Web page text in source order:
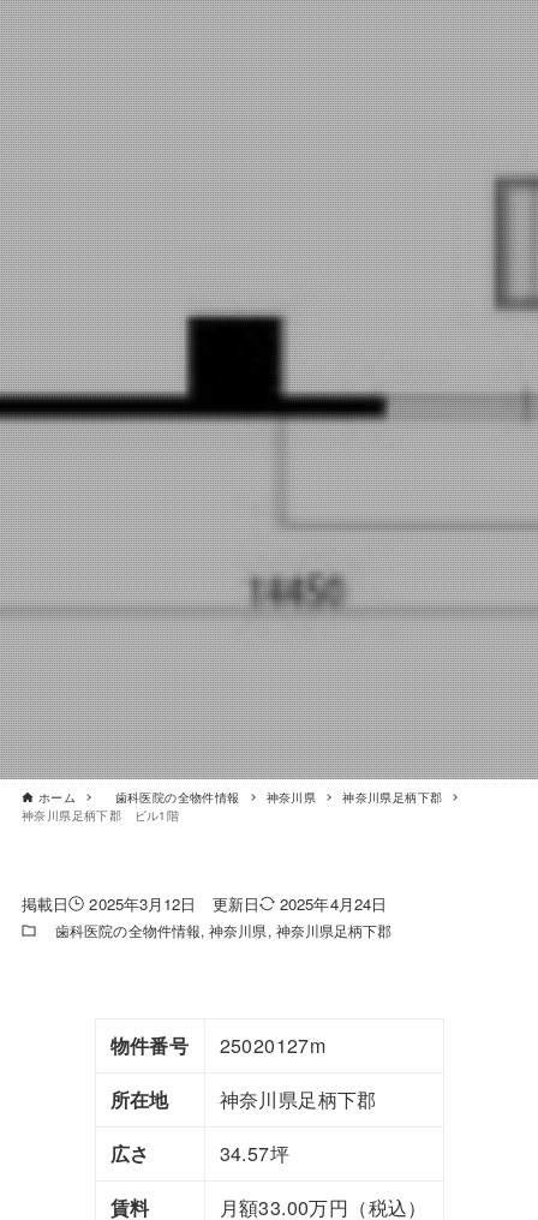
ホーム 歯科医院の全物件情報 神奈川県
神奈川県足柄下郡
神奈川県足柄下郡 ビル1階
2025年3月12日 2025年4月24日
歯科医院の全物件情報 神奈川県 神奈川県足柄下郡
物件番号
25020127m
所在地
神奈川県足柄下郡
広さ
34.57坪
賃料
月額33.00万円（税込）